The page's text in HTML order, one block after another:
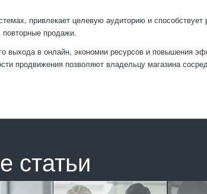
привлекает целевую аудиторию и способствует
повторные продажи.
в онлайн, экономии ресурсов и повышения
продвижения позволяют владельцу магазина
статьи